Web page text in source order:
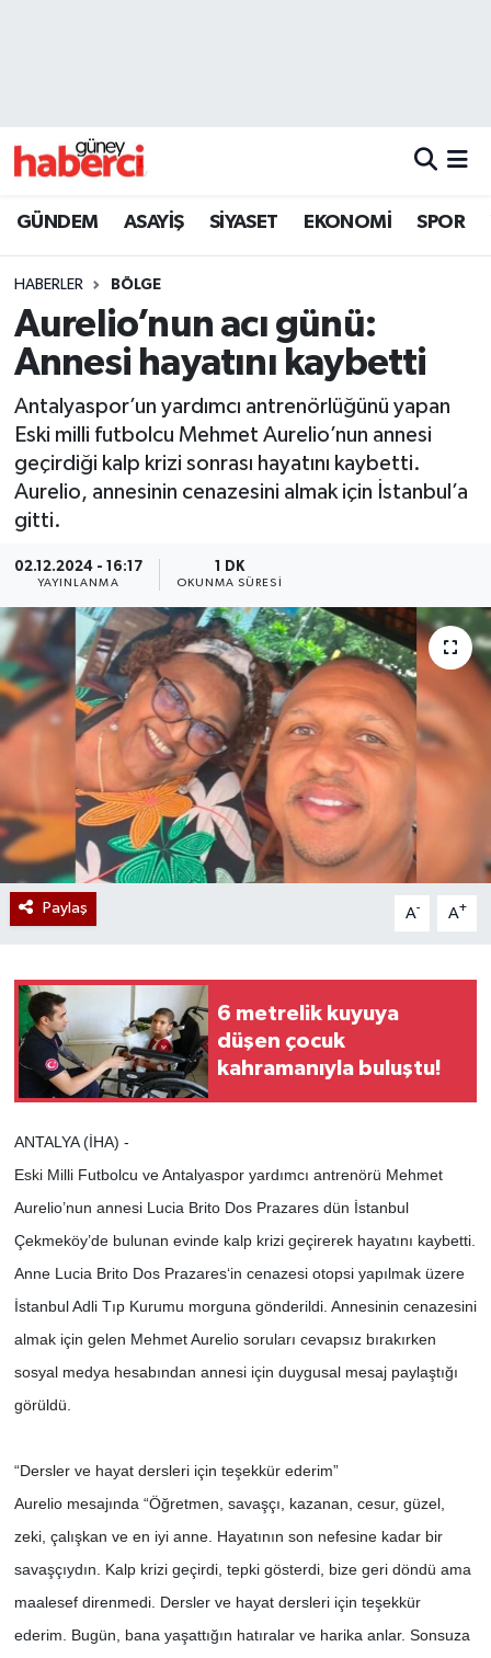
GÜNDEM ASAYİŞ SİYASET EKONOMİ SPOR
HABERLER BÖLGE
Aurelio’nun acı günü:
Annesi hayatını kaybetti
Antalyaspor’un yardımcı antrenörlüğünü yapan
Eski milli futbolcu Mehmet Aurelio’nun annesi
geçirdiği kalp krizi sonrası hayatını kaybetti.
Aurelio, annesinin cenazesini almak için İstanbul’a
gitti.
02.12.2024 - 16:17
YAYINLANMA
1 DK
OKUNMA SÜRESI
Paylaş A- A+
6 metrelik kuyuya
düşen çocuk
kahramanıyla buluştu!
ANTALYA (İHA) -
Eski Milli Futbolcu ve Antalyaspor yardımcı antrenörü Mehmet
Aurelio’nun annesi Lucia Brito Dos Prazares dün İstanbul
Çekmeköy’de bulunan evinde kalp krizi geçirerek hayatını kaybetti.
Anne Lucia Brito Dos Prazares‘in cenazesi otopsi yapılmak üzere
İstanbul Adli Tıp Kurumu morguna gönderildi. Annesinin cenazesini
almak için gelen Mehmet Aurelio soruları cevapsız bırakırken
sosyal medya hesabından annesi için duygusal mesaj paylaştığı
görüldü.
“Dersler ve hayat dersleri için teşekkür ederim”
Aurelio mesajında “Öğretmen, savaşçı, kazanan, cesur, güzel,
zeki, çalışkan ve en iyi anne. Hayatının son nefesine kadar bir
savaşçıydın. Kalp krizi geçirdi, tepki gösterdi, bize geri döndü ama
maalesef direnmedi. Dersler ve hayat dersleri için teşekkür
ederim. Bugün, bana yaşattığın hatıralar ve harika anlar. Sonsuza
Beyoğlu Trafik Yoğunluk Haritası
Son Dakika Haberleri
Haber Arşivi